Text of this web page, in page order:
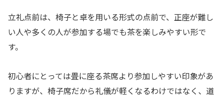
立礼点前は、椅子と卓を用いる形式の点前で、正座が難し
い人や多くの人が参加する場でも茶を楽しみやすい形で
す。
初心者にとっては畳に座る茶席より参加しやすい印象があ
りますが、椅子席だから礼儀が軽くなるわけではなく、道